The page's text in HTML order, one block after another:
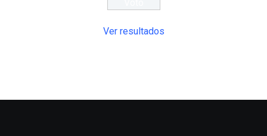
Ver resultados